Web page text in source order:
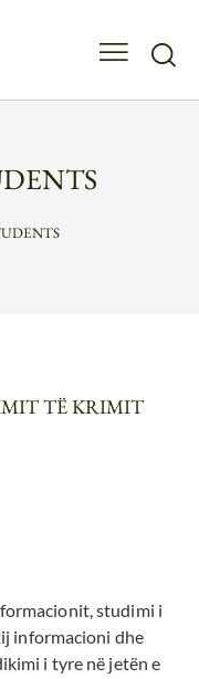
TË KRIMIT
studimi i
informacioni dhe
i tyre në jetën e